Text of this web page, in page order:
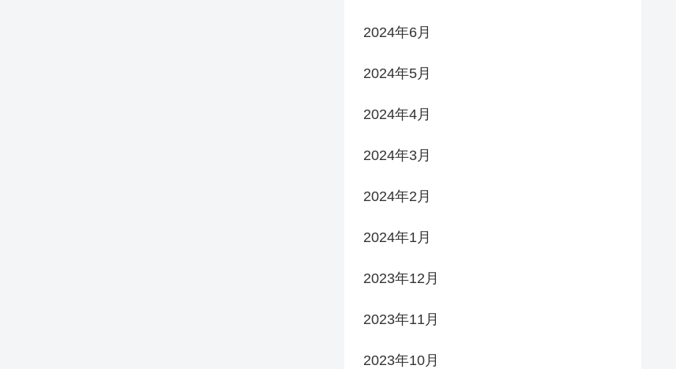
2024年6月
2024年5月
2024年4月
2024年3月
2024年2月
2024年1月
2023年12月
2023年11月
2023年10月